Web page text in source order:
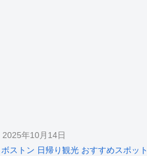
2025年10月14日
ボストン 日帰り観光 おすすめスポット